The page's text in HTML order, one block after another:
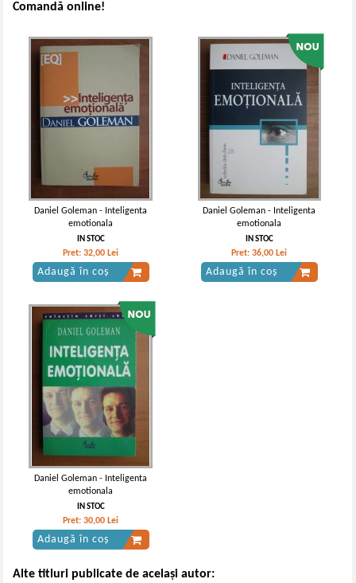
Comandă online!
Daniel Goleman - Inteligenta
emotionala
IN STOC
Pret:32,00 Lei
Adaugă în coș
Daniel Goleman - Inteligenta
emotionala
IN STOC
Pret:36,00 Lei
Adaugă în coș
Daniel Goleman - Inteligenta
emotionala
IN STOC
Pret:30,00 Lei
Adaugă în coș
Alte titluri publicate de același autor: